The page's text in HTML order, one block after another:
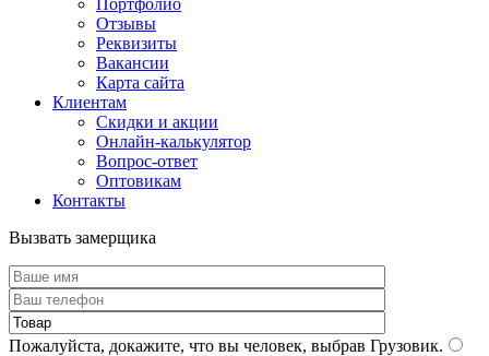
Портфолио
Отзывы
Реквизиты
Вакансии
Карта сайта
Клиентам
Скидки и акции
Онлайн-калькулятор
Вопрос-ответ
Оптовикам
Контакты
Вызвать замерщика
Пожалуйста, докажите, что вы человек, выбрав Грузовик.